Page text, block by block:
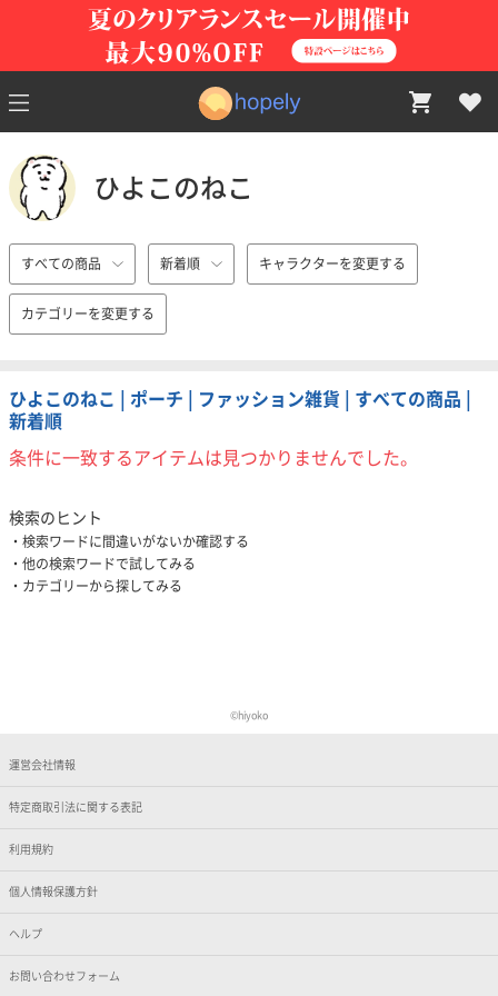
ひよこのねこ
すべての商品 新着順 キャラクターを変更する
カテゴリーを変更する
ひよこのねこ | ポーチ | ファッション雑貨 | すべての商品 |
新着順
条件に一致するアイテムは見つかりませんでした。
検索のヒント
検索ワードに間違いがないか確認する
他の検索ワードで試してみる
カテゴリーから探してみる
©︎hiyoko
運営会社情報
特定商取引法に関する表記
利用規約
個人情報保護方針
ヘルプ
お問い合わせフォーム